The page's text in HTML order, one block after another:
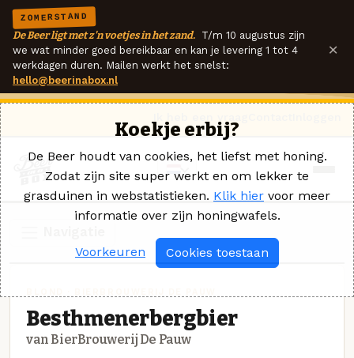
ZOMERSTAND
De Beer ligt met z'n voetjes in het zand. T/m 10 augustus zijn
we wat minder goed bereikbaar en kan je levering 1 tot 4
werkdagen duren. Mailen werkt het snelst:
hello@beerinabox.nl
×
Besthmenerbergbier
van BierBrouwerij De Pauw
Koekje erbij?
De Beer houdt van cookies, het liefst met honing.
Zodat zijn site super werkt en om lekker te
grasduinen in webstatistieken. Klik hier voor meer
informatie over zijn honingwafels.
Voorkeuren Cookies toestaan